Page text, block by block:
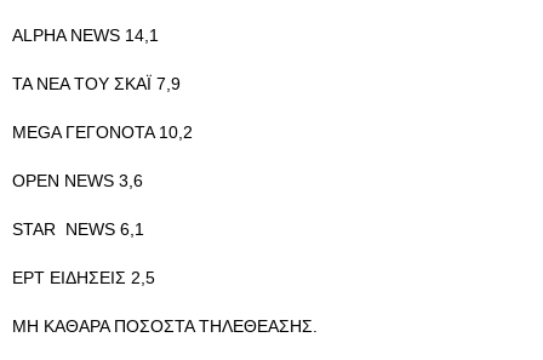
ALPHA NEWS 14,1
ΤΑ ΝΕΑ ΤΟΥ ΣΚΑΪ 7,9
MEGA ΓΕΓΟΝΟΤΑ 10,2
ΟPEN NEWS 3,6
STAR NEWS 6,1
ΕΡΤ ΕΙΔΗΣΕΙΣ 2,5
ΜΗ ΚΑΘΑΡΑ ΠΟΣΟΣΤΑ ΤΗΛΕΘΕΑΣΗΣ.